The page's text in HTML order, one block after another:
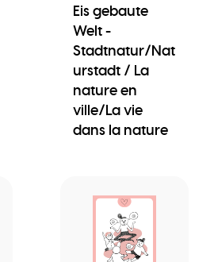
Eis gebaute
Welt -
Stadtnatur/Nat
urstadt / La
nature en
ville/La vie
dans la nature